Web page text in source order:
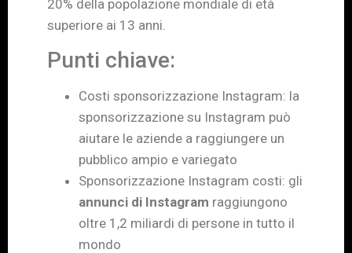
20% della popolazione mondiale di età
superiore ai 13 anni.
Punti chiave:
Costi sponsorizzazione Instagram: la
sponsorizzazione su Instagram può
aiutare le aziende a raggiungere un
pubblico ampio e variegato
Sponsorizzazione Instagram costi: gli
annunci di Instagram raggiungono
oltre 1,2 miliardi di persone in tutto il
mondo